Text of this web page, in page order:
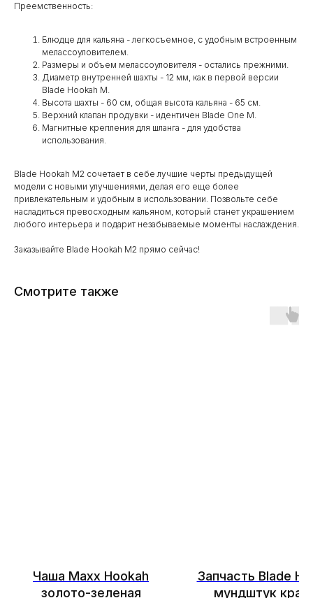
Преемственность:
Блюдце для кальяна - легкосъемное, с удобным встроенным
мелассоуловителем.
Размеры и объем мелассоуловителя - остались прежними.
Диаметр внутренней шахты - 12 мм, как в первой версии
Blade Hookah M.
Высота шахты - 60 см, общая высота кальяна - 65 см.
Верхний клапан продувки - идентичен Blade One M.
Магнитные крепления для шланга - для удобства
использования.
Blade Hookah M2 сочетает в себе лучшие черты предыдущей
модели с новыми улучшениями, делая его еще более
привлекательным и удобным в использовании. Позвольте себе
насладиться превосходным кальяном, который станет украшением
любого интерьера и подарит незабываемые моменты наслаждения.
Заказывайте Blade Hookah M2 прямо сейчас!
Смотрите также
Чаша Maxx Hookah
золото-зеленая
Запчасть Blade
мундштук